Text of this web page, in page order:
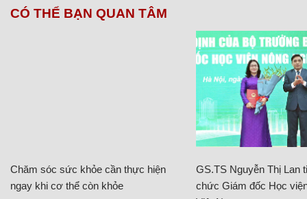
CÓ THỂ BẠN QUAN TÂM
Chăm sóc sức khỏe cần thực hiện
ngay khi cơ thể còn khỏe
GS.TS Nguyễn Thị Lan
chức Giám đốc Học